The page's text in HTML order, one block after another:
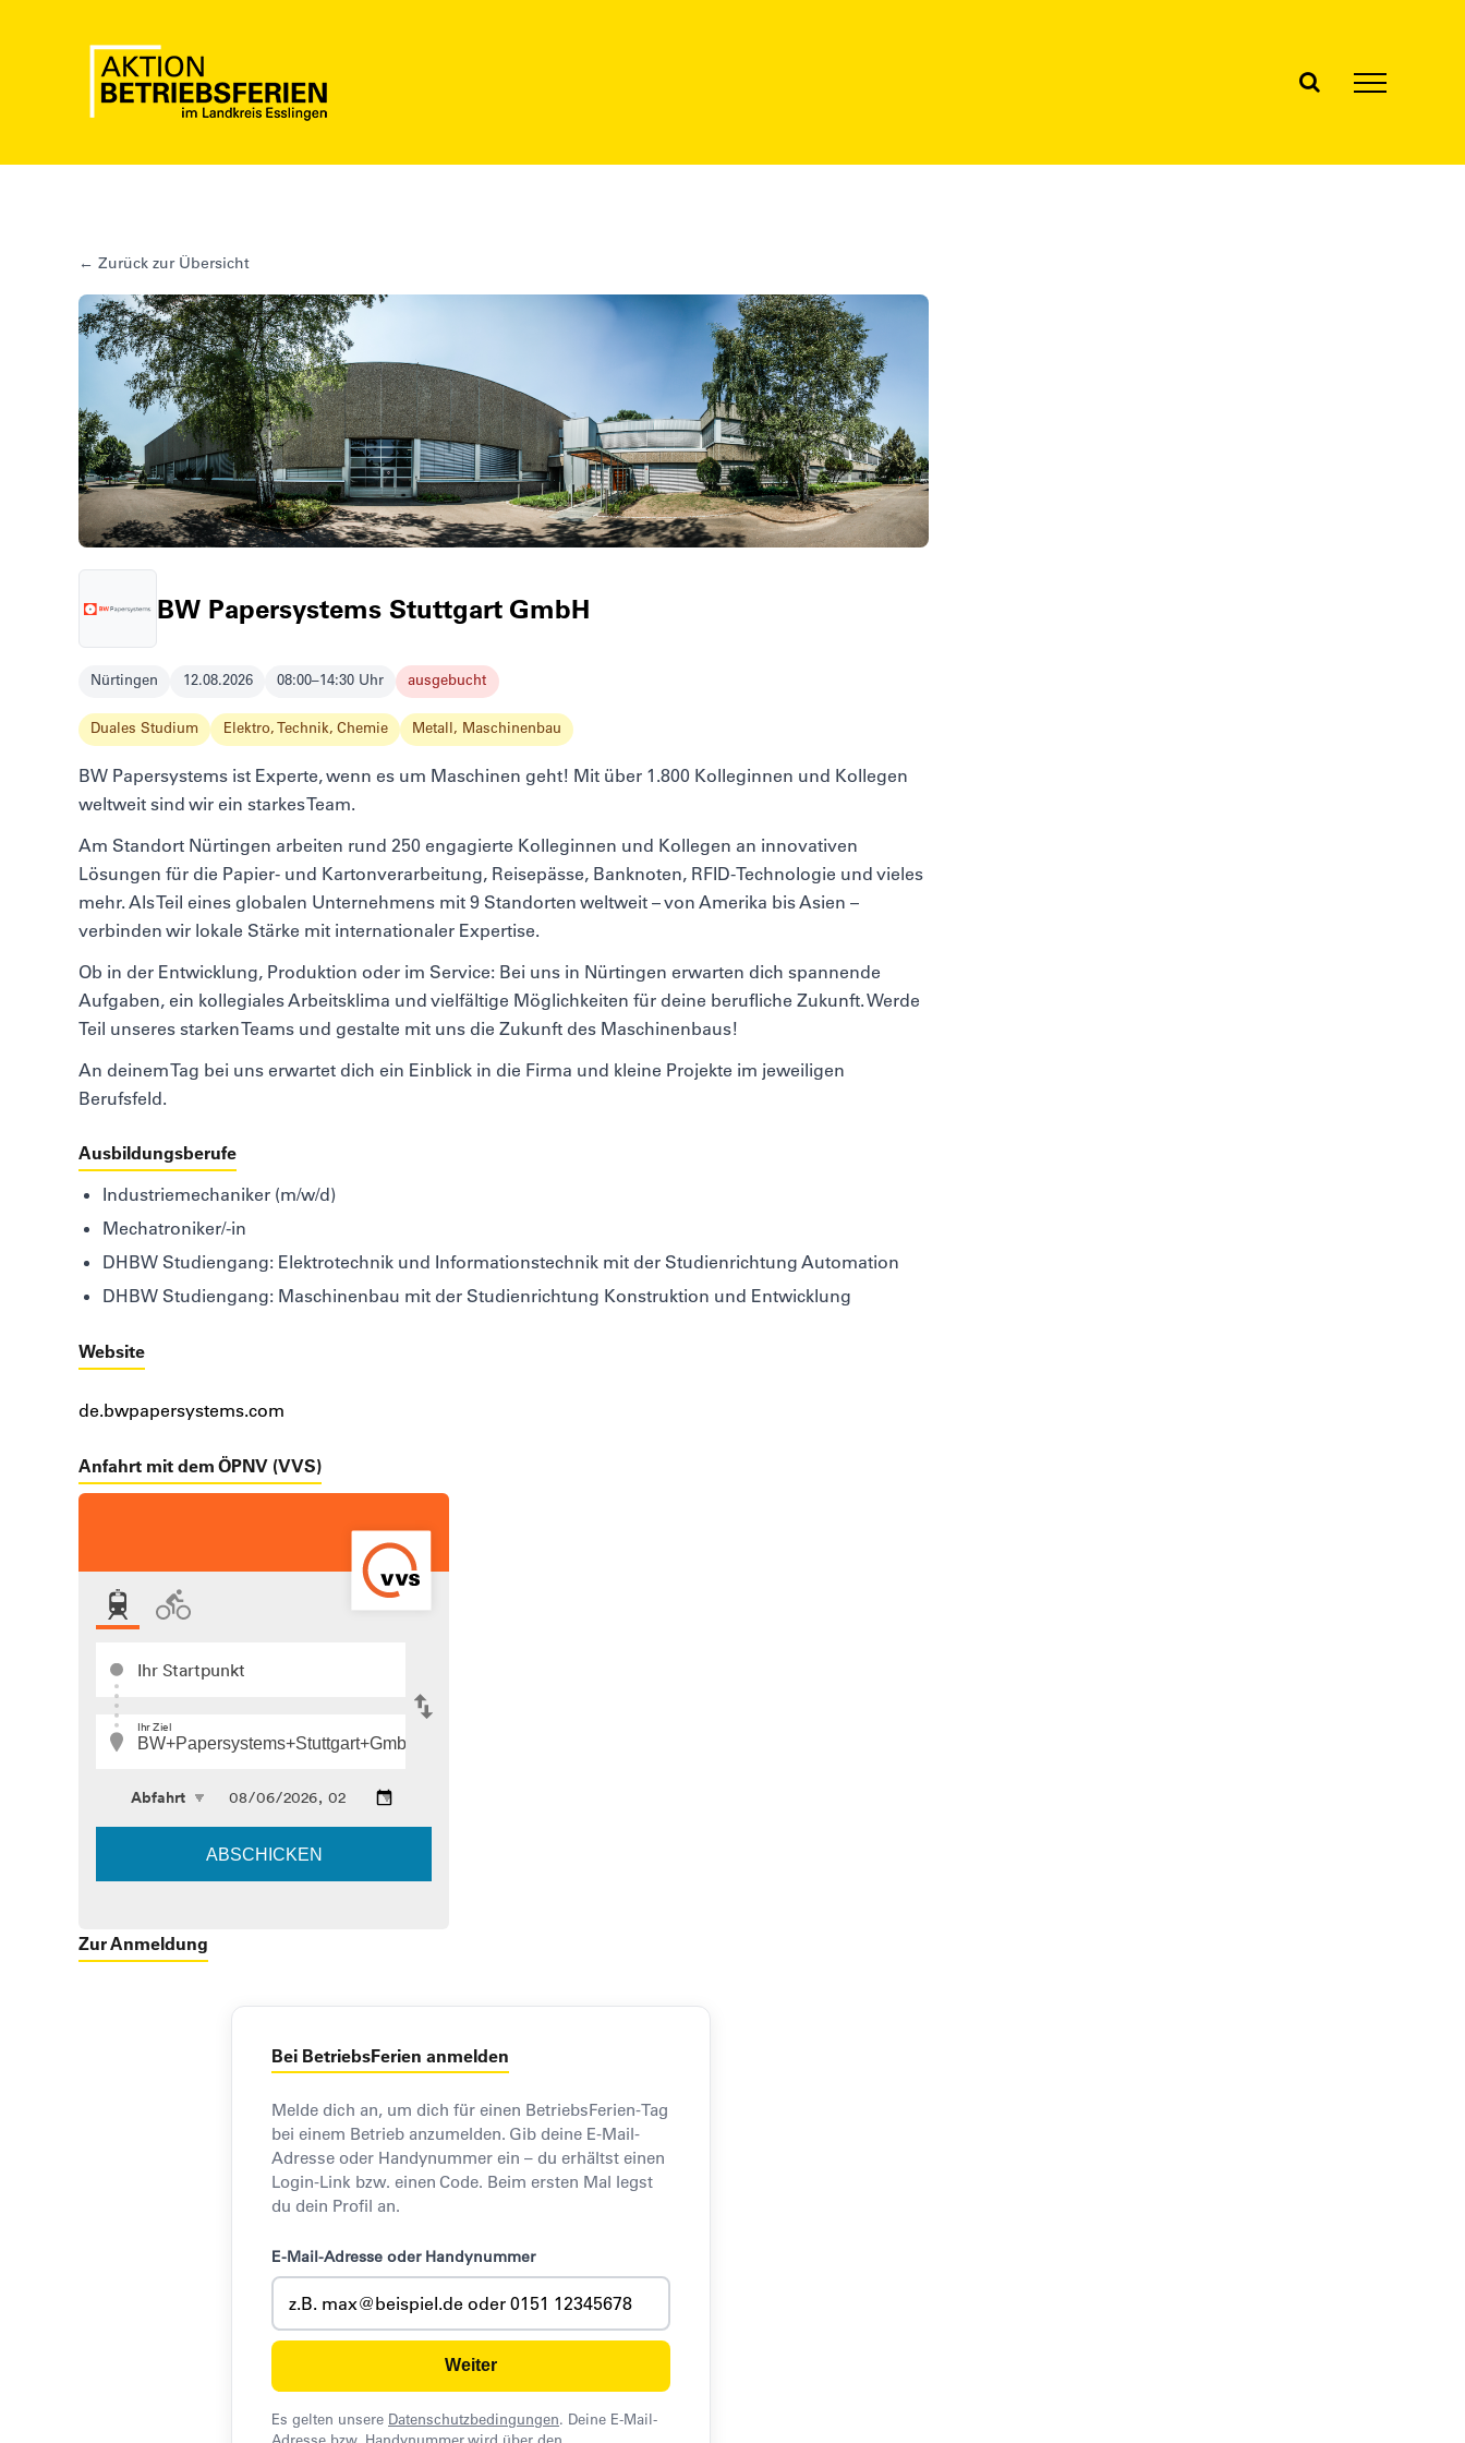
← Zurück zur Übersicht
BW Papersystems Stuttgart GmbH
Nürtingen 12.08.2026 08:00–14:30 Uhr ausgebucht
Duales Studium Elektro, Technik, Chemie Metall, Maschinenbau
BW Papersystems ist Experte, wenn es um Maschinen geht! Mit über 1.800 Kolleginnen und Kollegen
weltweit sind wir ein starkes Team.
Am Standort Nürtingen arbeiten rund 250 engagierte Kolleginnen und Kollegen an innovativen
Lösungen für die Papier- und Kartonverarbeitung, Reisepässe, Banknoten, RFID-Technologie und vieles
mehr. Als Teil eines globalen Unternehmens mit 9 Standorten weltweit – von Amerika bis Asien –
verbinden wir lokale Stärke mit internationaler Expertise.
Ob in der Entwicklung, Produktion oder im Service: Bei uns in Nürtingen erwarten dich spannende
Aufgaben, ein kollegiales Arbeitsklima und vielfältige Möglichkeiten für deine berufliche Zukunft. Werde
Teil unseres starken Teams und gestalte mit uns die Zukunft des Maschinenbaus!
An deinem Tag bei uns erwartet dich ein Einblick in die Firma und kleine Projekte im jeweiligen
Berufsfeld.
Ausbildungsberufe
Industriemechaniker (m/w/d)
Mechatroniker/-in
DHBW Studiengang: Elektrotechnik und Informationstechnik mit der Studienrichtung Automation
DHBW Studiengang: Maschinenbau mit der Studienrichtung Konstruktion und Entwicklung
Website
de.bwpapersystems.com
Anfahrt mit dem ÖPNV (VVS)
Zur Anmeldung
Bei BetriebsFerien anmelden
Melde dich an, um dich für einen BetriebsFerien-Tag
bei einem Betrieb anzumelden. Gib deine E-Mail-
Adresse oder Handynummer ein – du erhältst einen
Login-Link bzw. einen Code. Beim ersten Mal legst
du dein Profil an.
E-Mail-Adresse oder Handynummer
Weiter
Es gelten unsere Datenschutzbedingungen. Deine E-Mail-
Adresse bzw. Handynummer wird über den